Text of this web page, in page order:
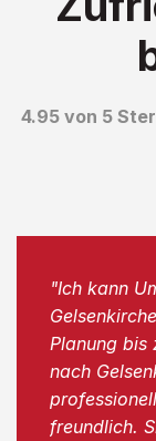
4.95 von 5
"Ich kann
Planung bis
nach
freundlich.